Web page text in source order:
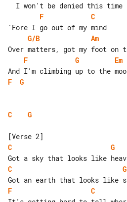
F
C
G/B
Am
F
G Em
F
G
C G
C
G
C
G
F
C